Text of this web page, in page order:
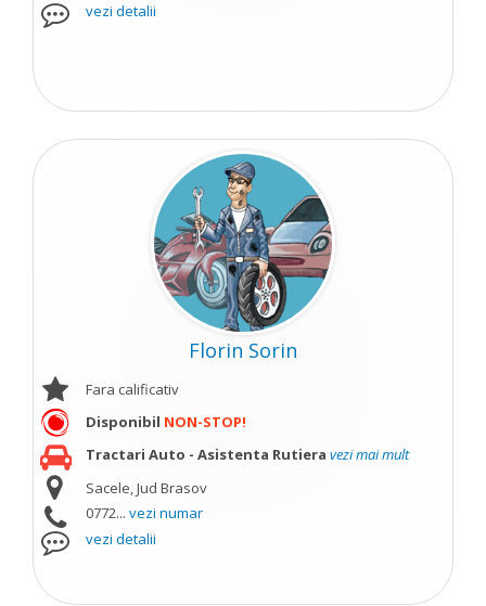
vezi detalii
Florin Sorin
Fara calificativ
Disponibil NON-STOP!
Tractari Auto - Asistenta Rutiera vezi mai mult
Sacele, Jud Brasov
0772... vezi numar
vezi detalii